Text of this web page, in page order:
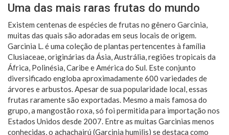
Uma das mais raras frutas do mundo
Existem centenas de espécies de frutas no gênero Garcinia,
muitas das quais são adoradas em seus locais de origem.
Garcinia L. é uma coleção de plantas pertencentes à família
Clusiaceae, originárias da Ásia, Austrália, regiões tropicais da
África, Polinésia, Caribe e América do Sul. Este conjunto
diversificado engloba aproximadamente 600 variedades de
árvores e arbustos. Apesar de sua popularidade local, essas
frutas raramente são exportadas. Mesmo a mais famosa do
grupo, a mangostão roxa, só foi permitida para importação nos
Estados Unidos desde 2007. Entre as muitas Garcinias menos
conhecidas, o achachairú (Garcinia humilis) se destaca como